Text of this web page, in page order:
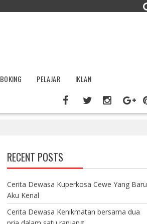
BOKING PELAJAR IKLAN
RECENT POSTS
Cerita Dewasa Kuperkosa Cewe Yang Baru
Aku Kenal
Cerita Dewasa Kenikmatan bersama dua